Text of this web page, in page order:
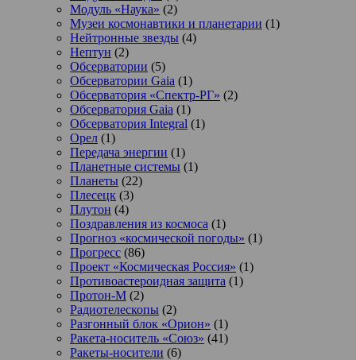
Модуль «Наука» (2)
Музеи космонавтики и планетарии (1)
Нейтронные звезды (4)
Нептун (2)
Обсерватории (5)
Обсерватории Gaia (1)
Обсерватория «Спектр-РГ» (2)
Обсерватория Gaia (1)
Обсерватория Integral (1)
Орел (1)
Передача энергии (1)
Планетные системы (1)
Планеты (22)
Плесецк (3)
Плутон (4)
Поздравления из космоса (1)
Прогноз «космической погоды» (1)
Прогресс (86)
Проект «Космическая Россия» (1)
Противоастероидная защита (1)
Протон-М (2)
Радиотелескопы (2)
Разгонный блок «Орион» (1)
Ракета-носитель «Союз» (41)
Ракеты-носители (6)